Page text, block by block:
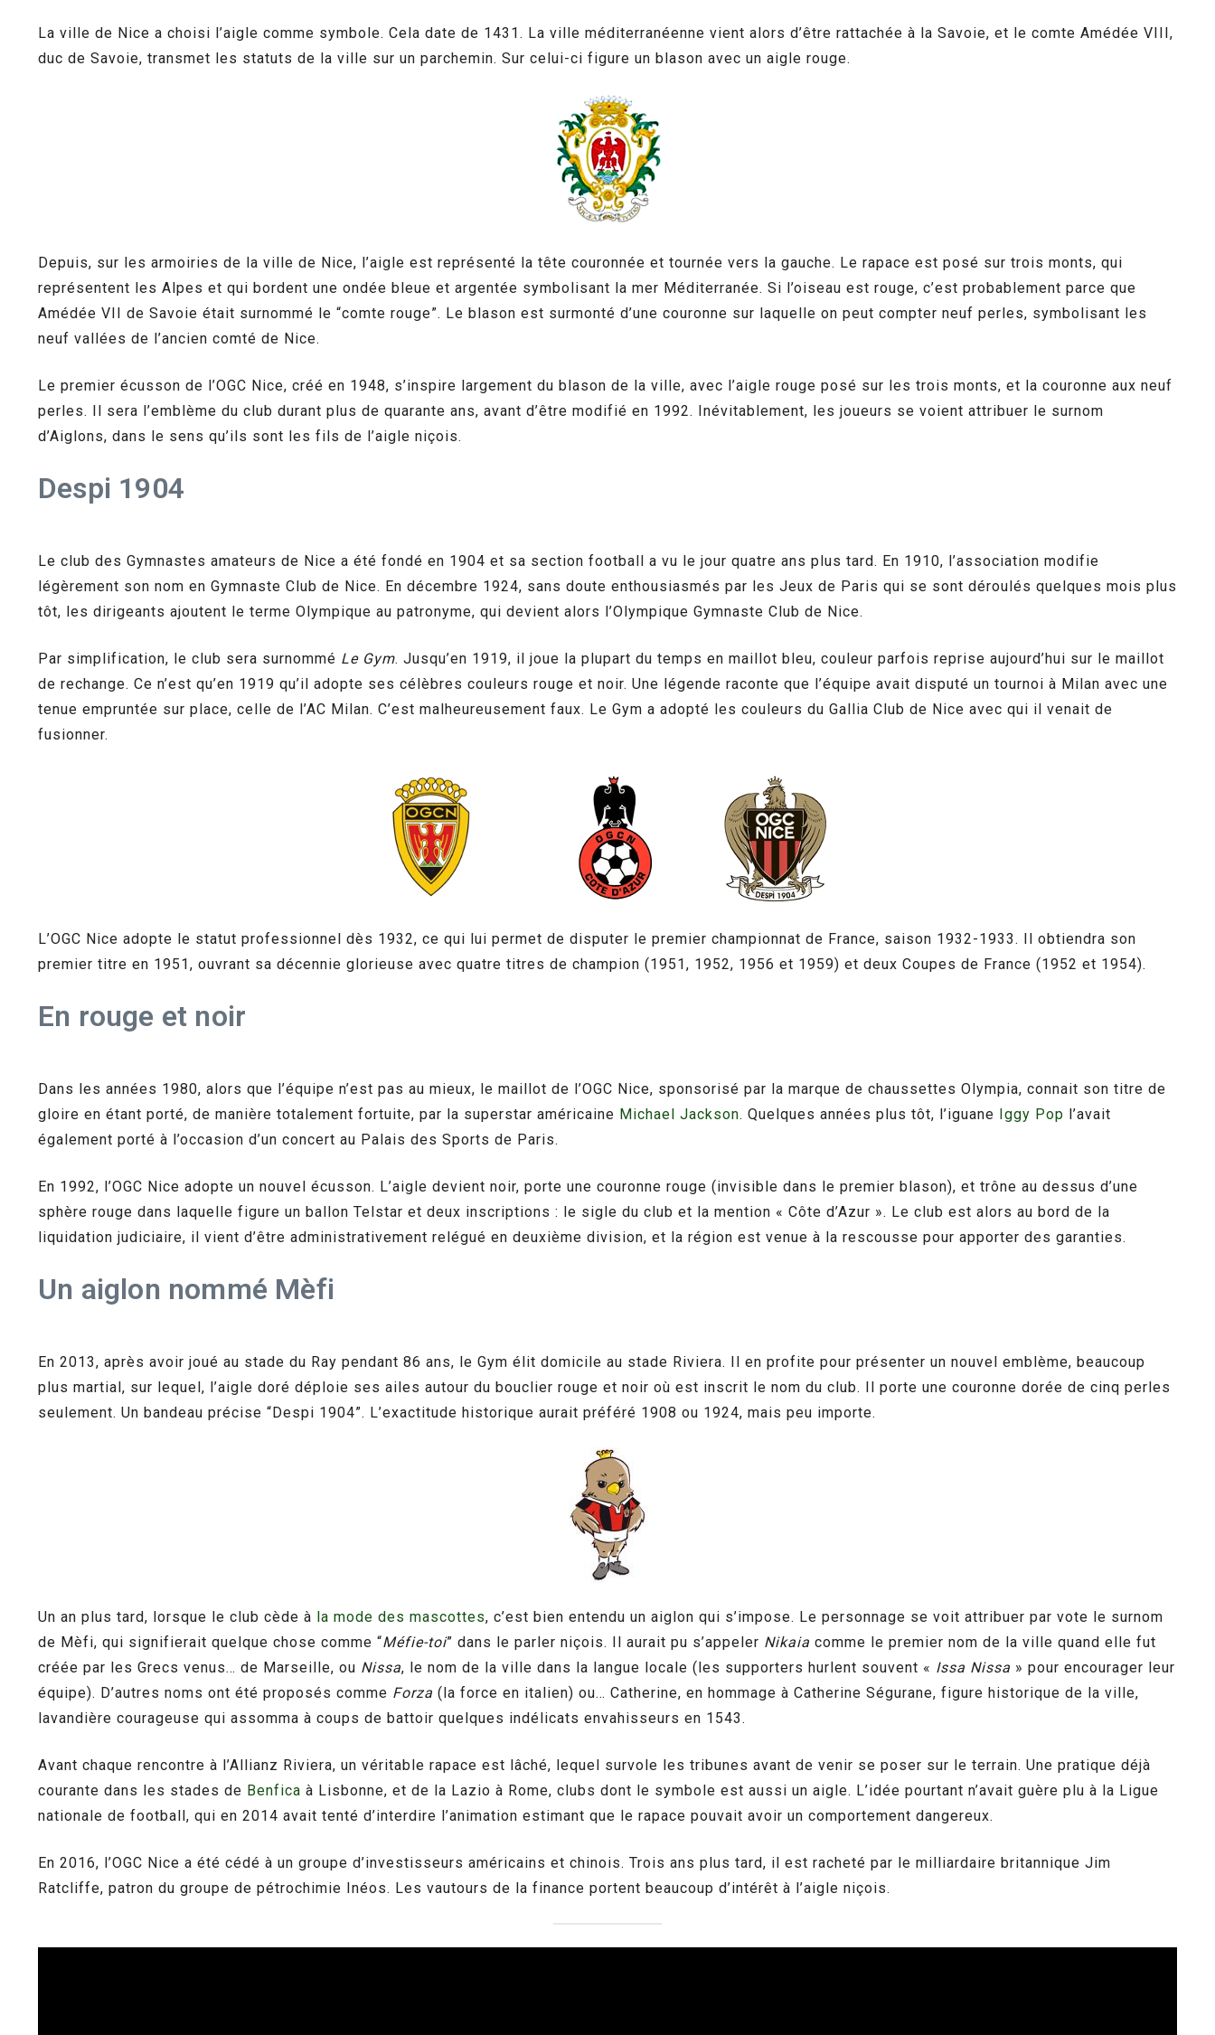
La ville de Nice a choisi l’aigle comme symbole. Cela date de 1431. La ville méditerranéenne vient alors d’être rattachée à la Savoie, et le comte Amédée VIII,
duc de Savoie, transmet les statuts de la ville sur un parchemin. Sur celui-ci figure un blason avec un aigle rouge.
Depuis, sur les armoiries de la ville de Nice, l’aigle est représenté la tête couronnée et tournée vers la gauche. Le rapace est posé sur trois monts, qui
représentent les Alpes et qui bordent une ondée bleue et argentée symbolisant la mer Méditerranée. Si l’oiseau est rouge, c’est probablement parce que
Amédée VII de Savoie était surnommé le “comte rouge”. Le blason est surmonté d’une couronne sur laquelle on peut compter neuf perles, symbolisant les
neuf vallées de l’ancien comté de Nice.
Le premier écusson de l’OGC Nice, créé en 1948, s’inspire largement du blason de la ville, avec l’aigle rouge posé sur les trois monts, et la couronne aux neuf
perles. Il sera l’emblème du club durant plus de quarante ans, avant d’être modifié en 1992. Inévitablement, les joueurs se voient attribuer le surnom
d’Aiglons, dans le sens qu’ils sont les fils de l’aigle niçois.
Despi 1904
Le club des Gymnastes amateurs de Nice a été fondé en 1904 et sa section football a vu le jour quatre ans plus tard. En 1910, l’association modifie
légèrement son nom en Gymnaste Club de Nice. En décembre 1924, sans doute enthousiasmés par les Jeux de Paris qui se sont déroulés quelques mois plus
tôt, les dirigeants ajoutent le terme Olympique au patronyme, qui devient alors l’Olympique Gymnaste Club de Nice.
Par simplification, le club sera surnommé Le Gym. Jusqu’en 1919, il joue la plupart du temps en maillot bleu, couleur parfois reprise aujourd’hui sur le maillot
de rechange. Ce n’est qu’en 1919 qu’il adopte ses célèbres couleurs rouge et noir. Une légende raconte que l’équipe avait disputé un tournoi à Milan avec une
tenue empruntée sur place, celle de l’AC Milan. C’est malheureusement faux. Le Gym a adopté les couleurs du Gallia Club de Nice avec qui il venait de
fusionner.
L’OGC Nice adopte le statut professionnel dès 1932, ce qui lui permet de disputer le premier championnat de France, saison 1932-1933. Il obtiendra son
premier titre en 1951, ouvrant sa décennie glorieuse avec quatre titres de champion (1951, 1952, 1956 et 1959) et deux Coupes de France (1952 et 1954).
En rouge et noir
Dans les années 1980, alors que l’équipe n’est pas au mieux, le maillot de l’OGC Nice, sponsorisé par la marque de chaussettes Olympia, connait son titre de
gloire en étant porté, de manière totalement fortuite, par la superstar américaine Michael Jackson. Quelques années plus tôt, l’iguane Iggy Pop l’avait
également porté à l’occasion d’un concert au Palais des Sports de Paris.
En 1992, l’OGC Nice adopte un nouvel écusson. L’aigle devient noir, porte une couronne rouge (invisible dans le premier blason), et trône au dessus d’une
sphère rouge dans laquelle figure un ballon Telstar et deux inscriptions : le sigle du club et la mention « Côte d’Azur ». Le club est alors au bord de la
liquidation judiciaire, il vient d’être administrativement relégué en deuxième division, et la région est venue à la rescousse pour apporter des garanties.
Un aiglon nommé Mèfi
En 2013, après avoir joué au stade du Ray pendant 86 ans, le Gym élit domicile au stade Riviera. Il en profite pour présenter un nouvel emblème, beaucoup
plus martial, sur lequel, l’aigle doré déploie ses ailes autour du bouclier rouge et noir où est inscrit le nom du club. Il porte une couronne dorée de cinq perles
seulement. Un bandeau précise “Despi 1904”. L’exactitude historique aurait préféré 1908 ou 1924, mais peu importe.
Un an plus tard, lorsque le club cède à la mode des mascottes, c’est bien entendu un aiglon qui s’impose. Le personnage se voit attribuer par vote le surnom
de Mèfi, qui signifierait quelque chose comme “Méfie-toi” dans le parler niçois. Il aurait pu s’appeler Nikaia comme le premier nom de la ville quand elle fut
créée par les Grecs venus… de Marseille, ou Nissa, le nom de la ville dans la langue locale (les supporters hurlent souvent « Issa Nissa » pour encourager leur
équipe). D’autres noms ont été proposés comme Forza (la force en italien) ou… Catherine, en hommage à Catherine Ségurane, figure historique de la ville,
lavandière courageuse qui assomma à coups de battoir quelques indélicats envahisseurs en 1543.
Avant chaque rencontre à l’Allianz Riviera, un véritable rapace est lâché, lequel survole les tribunes avant de venir se poser sur le terrain. Une pratique déjà
courante dans les stades de Benfica à Lisbonne, et de la Lazio à Rome, clubs dont le symbole est aussi un aigle. L’idée pourtant n’avait guère plu à la Ligue
nationale de football, qui en 2014 avait tenté d’interdire l’animation estimant que le rapace pouvait avoir un comportement dangereux.
En 2016, l’OGC Nice a été cédé à un groupe d’investisseurs américains et chinois. Trois ans plus tard, il est racheté par le milliardaire britannique Jim
Ratcliffe, patron du groupe de pétrochimie Inéos. Les vautours de la finance portent beaucoup d’intérêt à l’aigle niçois.